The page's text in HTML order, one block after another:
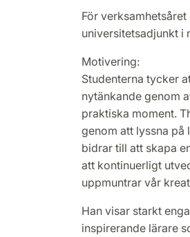
För
universitetsadjunkt i
Motivering:
Studenterna tycker
nytänkande genom
praktiska moment.
genom att lyssna på
bidrar till att skapa
att kontinuerligt
uppmuntrar vår
Han visar starkt
inspirerande lärare